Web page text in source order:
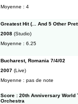
Moyenne : 4
Greatest Hit (... And 5 Other
2008 (Studio)
Moyenne : 6.25
Bucharest, Romania 7/4/02
2007 (Live)
Moyenne : pas de note
Score : 20th Anniversary World
Orchestra